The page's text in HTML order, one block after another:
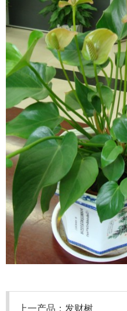
上一产品： 发财树